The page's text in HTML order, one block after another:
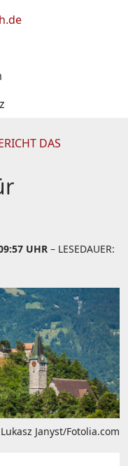
DAS
UHR – LESEDAUER:
Janyst/Fotolia.com